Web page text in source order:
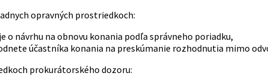
opravných prostriedkoch:
o návrhu na obnovu konania podľa správneho poriadku,
účastníka konania na preskúmanie rozhodnutia mimo
prokurátorského dozoru: